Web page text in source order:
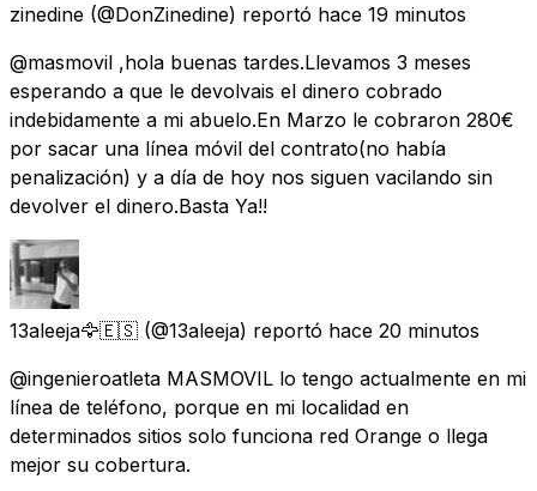
zinedine (@DonZinedine) reportó hace 19 minutos
@masmovil ,hola buenas tardes.Llevamos 3 meses
esperando a que le devolvais el dinero cobrado
indebidamente a mi abuelo.En Marzo le cobraron 280€
por sacar una línea móvil del contrato(no había
penalización) y a día de hoy nos siguen vacilando sin
devolver el dinero.Basta Ya!!
13aleeja🦅🇪🇸 (@13aleeja) reportó hace 20 minutos
@ingenieroatleta MASMOVIL lo tengo actualmente en mi
línea de teléfono, porque en mi localidad en
determinados sitios solo funciona red Orange o llega
mejor su cobertura.